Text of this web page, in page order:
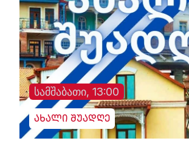
სამშაბათი, 13:00
ახალი შუადღე